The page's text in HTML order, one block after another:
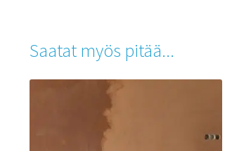
Saatat myös pitää...